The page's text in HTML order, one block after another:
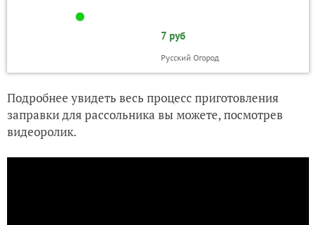
7 руб
Русский Огород
Подробнее увидеть весь процесс приготовления
заправки для рассольника вы можете, посмотрев
видеоролик.